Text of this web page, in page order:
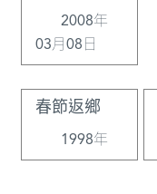
2008年
03月08日
春節返鄉
1998年